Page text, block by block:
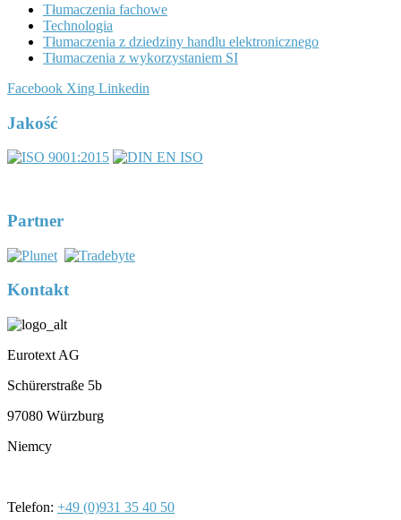
Tłumaczenia fachowe
Technologia
Tłumaczenia z dziedziny handlu elektronicznego
Tłumaczenia z wykorzystaniem SI
Facebook Xing Linkedin
Jakość
Partner
Kontakt
Eurotext AG
Schürerstraße 5b
97080 Würzburg
Niemcy
Telefon: +49 (0)931 35 40 50